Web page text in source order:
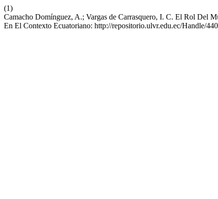
(1)
Camacho Domínguez, A.; Vargas de Carrasquero, I. C. El Rol Del
En El Contexto Ecuatoriano: http://repositorio.ulvr.edu.ec/Handle/